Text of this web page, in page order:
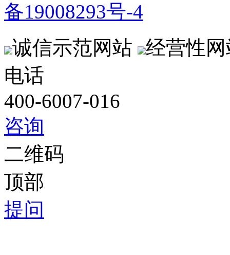
备19008293号-4
诚信示范网站
经营性
电话
400-6007-016
咨询
二维码
顶部
提问